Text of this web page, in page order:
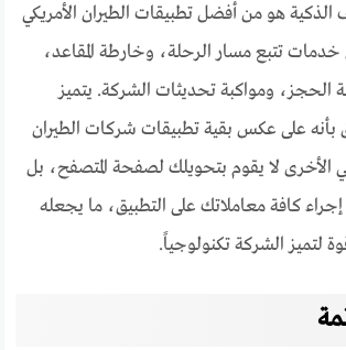
الذكية هو من أفضل تطبيقات الطيران الأمريكي
تتبع مسار الرحلة، وخارطة المقاعد،
الحجز، ومواكبة تحديثات الشركة. يتميز
بأنه على عكس بقية تطبيقات شركات الطيران
الأخرى لا يقوم بتحويلك لصفحة المتصفح، بل
كافة معاملاتك على التطبيق، ما يجعله
لتميز الشركة تكنولوجياً.